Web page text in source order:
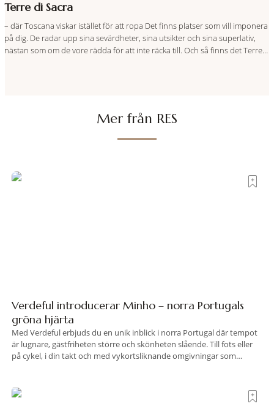
Terre di Sacra
– där Toscana viskar istället för att ropa Det finns platser som vill imponera
på dig. De radar upp sina sevärdheter, sina utsikter och sina superlativ,
nästan som om de vore rädda för att inte räcka till. Och så finns det Terre
Mer från RES
Verdeful introducerar Minho – norra Portugals
gröna hjärta
Med Verdeful erbjuds du en unik inblick i norra Portugal där tempot
är lugnare, gästfriheten större och skönheten slående. Till fots eller
på cykel, i din takt och med vykortsliknande omgivningar som
travel när det